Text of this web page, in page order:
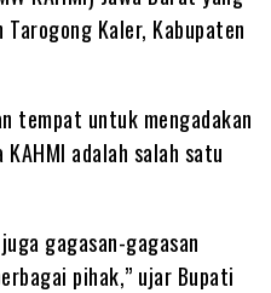
Kaler, Kabupaten
tempat untuk mengadakan
adalah salah satu
gagasan-gagasan
pihak,” ujar Bupati